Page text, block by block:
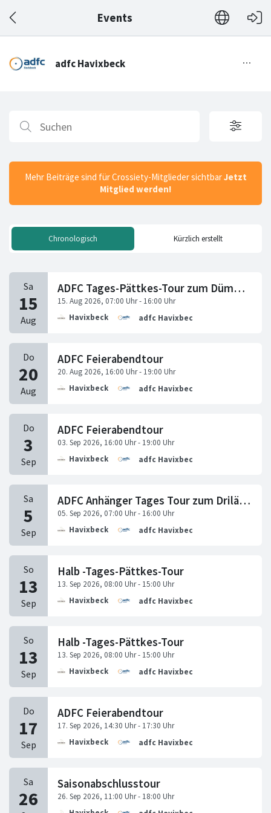
Events
Mehr Beiträge sind für Crossiety-Mitglieder sichtbarJetzt
Mitglied werden!
Chronologisch Kürzlich erstellt
ADFC Tages-Pättkes-Tour zum Dümmer See
Havixbeck adfc Havixbeck
ADFC Feierabendtour
Havixbeck adfc Havixbeck
ADFC Feierabendtour
Havixbeck adfc Havixbeck
ADFC Anhänger Tages Tour zum Driländer See Gronau
Havixbeck adfc Havixbeck
Halb -Tages-Pättkes-Tour
Havixbeck adfc Havixbeck
Halb -Tages-Pättkes-Tour
Havixbeck adfc Havixbeck
ADFC Feierabendtour
Havixbeck adfc Havixbeck
Saisonabschlusstour